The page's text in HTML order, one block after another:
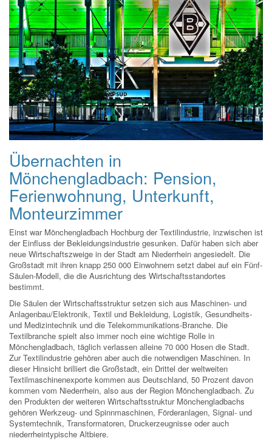
Übernachten in
Mönchengladbach: Pension,
Ferienwohnung, Unterkunft,
Monteurzimmer
Einst war Mönchengladbach Hochburg der Textilindustrie, inzwischen ist
der Einfluss der Bekleidungsindustrie gesunken. Dafür haben sich aber
neue Wirtschaftszweige in der Stadt am Niederrhein angesiedelt. Die
Großstadt mit ihren knapp 250 000 Einwohnern setzt dabei auf ein Fünf-
Säulen-Modell, die die Ausrichtung des Wirtschaftsstandortes
bestimmt.
Die Säulen der Wirtschaftsstruktur setzen sich aus Maschinen- und
Anlagenbau/Elektronik, Textil und Bekleidung, Logistik, Gesundheits-
und Medizintechnik und die Telekommunikations-Branche. Die
Textilbranche spielt also immer noch eine wichtige Rolle in
Mönchengladbach, täglich verlassen alleine 70 000 Hosen die Stadt.
Zur Textilindustrie gehören aber auch die notwendigen Maschinen. In
dieser Hinsicht brilliert die Großstadt, ein Drittel der weltweiten
Textilmaschinenexporte kommen aus Deutschland, 50 Prozent davon
kommen vom Niederrhein, also aus der Region Mönchengladbach. Zu
den Produkten der weiteren Wirtschaftsstruktur Mönchengladbachs
gehören Werkzeug- und Spinnmaschinen, Förderanlagen, Signal- und
Systemtechnik, Transformatoren, Druckerzeugnisse oder auch
niederrheintypische Altbiere.